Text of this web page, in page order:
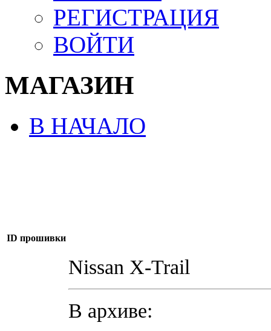
РЕГИСТРАЦИЯ
ВОЙТИ
МАГАЗИН
В НАЧАЛО
ID прошивки
Nissan X-Trail
В архиве: